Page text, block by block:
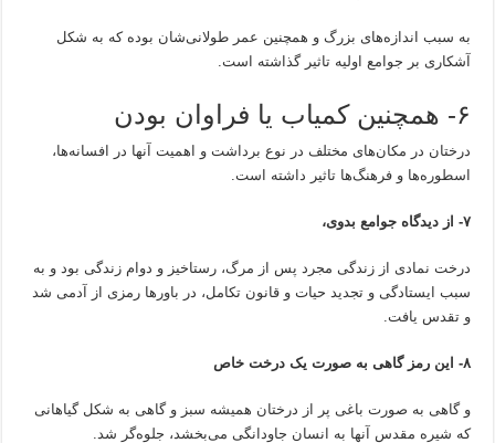
به سبب اندازه‌های بزرگ و همچنین عمر طولانی‌شان بوده که به شکل
آشکاری بر جوامع اولیه تاثیر گذاشته است.
۶- همچنین کمیاب یا فراوان بودن
درختان در مکان‌های مختلف در نوع برداشت و اهمیت آنها در افسانه‌ها،
اسطوره‌ها و فرهنگ‌ها تاثیر داشته است.
۷- از دیدگاه جوامع بدوی،
درخت نمادی از زندگی مجرد پس از مرگ، رستاخیز و دوام زندگی بود و به
سبب ایستادگی و تجدید حیات و قانون تکامل، در باورها رمزی از آدمی‌ شد
و تقدس یافت.
۸- این رمز گاهی به صورت یک درخت خاص
و گاهی به صورت باغی پر از درختان همیشه سبز و گاهی به شکل گیاهانی
که شیره مقدس آنها به انسان جاودانگی می‌بخشد، جلوه‌گر شد.